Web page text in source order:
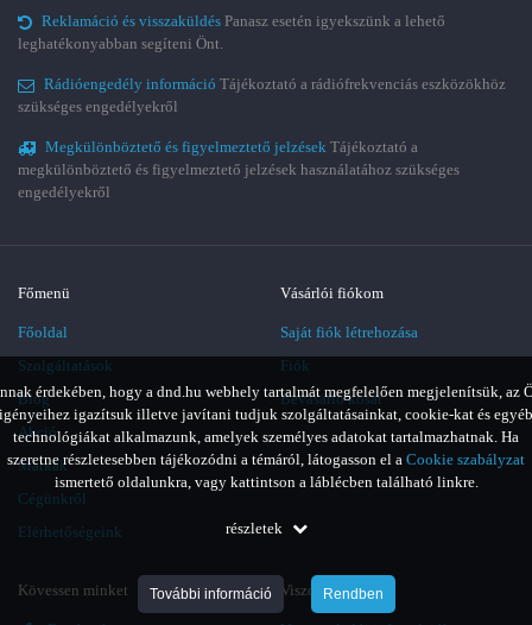
érdekében, hogy a dnd.hu webhely tartalmát megfelelően megjelenítsük, az
igényeihez igazítsuk illetve javítani tudjuk szolgáltatásainkat, cookie-kat és egyéb
technológiákat alkalmazunk, amelyek személyes adatokat tartalmazhatnak. Ha
szeretne részletesebben tájékozódni a témáról, látogasson el a Cookie szabályzat
ismertető oldalunkra, vagy kattintson a láblécben található linkre.
részletek
További információ Rendben
Reklamáció és visszaküldés Panasz esetén igyekszünk a lehető
leghatékonyabban segíteni Önt.
Rádióengedély információ Tájékoztató a rádiófrekvenciás eszközökhöz
szükséges engedélyekről
Megkülönböztető és figyelmeztető jelzések Tájékoztató a
megkülönböztető és figyelmeztető jelzések használatához szükséges
engedélyekről
Főmenü
Főoldal
Szolgáltatások
Blog
Akció
Márkák
Cégünkről
Elérhetőségeink
Vásárlói fiókom
Saját fiók létrehozása
Fiók
Bevásárló kosár
Kövessen minket Viszonteladóknak